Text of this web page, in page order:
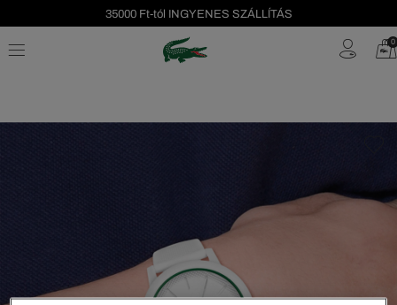
35000 Ft-tól INGYENES SZÁLLÍTÁS
Szezonális leárazás akár -40%! 0